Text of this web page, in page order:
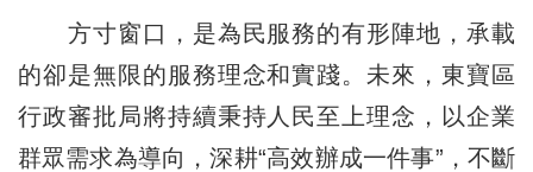
方寸窗口，是為民服務的有形陣地，承載
的卻是無限的服務理念和實踐。未來，東寶區
行政審批局將持續秉持人民至上理念，以企業
群眾需求為導向，深耕“高效辦成一件事”，不斷